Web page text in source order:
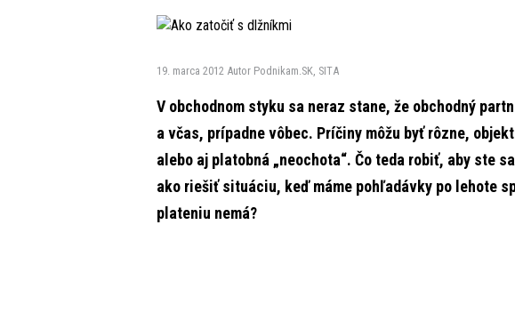
19. marca 2012 Autor Podnikam.SK, SITA
V obchodnom styku sa neraz stane, že obchodný
a včas, prípadne vôbec. Príčiny môžu byť rôzne,
alebo aj platobná „neochota“. Čo teda robiť, aby ste
ako riešiť situáciu, keď máme pohľadávky po lehote
plateniu nemá?